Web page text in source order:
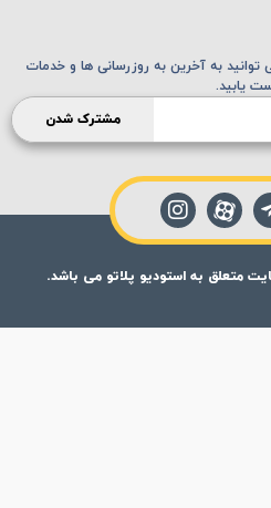
به آخرین به روزرسانی ها و خدمات
یابید.
مشترک شدن